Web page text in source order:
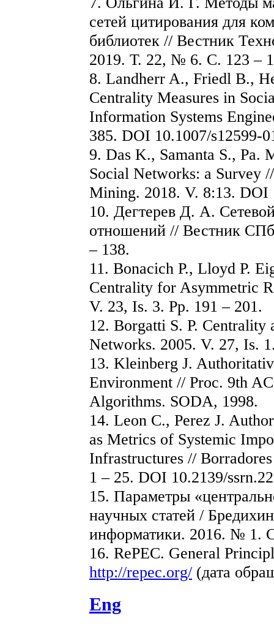
сетей цитирования для
библиотек // Вестник
2019. Т. 22, № 6. С. 123 –
8. Landherr A., Friedl B.,
Centrality Measures in
Information Systems
385. DOI 10.1007/s12599-
9. Das K., Samanta S., Pa.
Social Networks: a Survey
Mining. 2018. V. 8:13. DOI
10. Дегтерев Д. А.
отношений // Вестник
– 138.
11. Bonacich P., Lloyd P.
Centrality for Asymmetric
V. 23, Is. 3. Pр. 191 – 201.
12. Borgatti S. P.
Networks. 2005. V. 27, Is.
13. Kleinberg J.
Environment // Proc. 9th
Algorithms. SODA, 1998.
14. Leon C., Perez J.
as Metrics of Systemic
Infrastructures //
1 – 25. DOI 10.2139/
15. Параметры
научных статей /
информатики. 2016. № 1.
16. RePEC. General
http://repec.org/ (дата
Eng